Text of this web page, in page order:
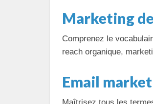
Marketing
Comprenez le
reach organique,
Email